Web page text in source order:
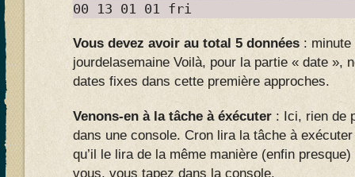
00 13 01 01 fri
Vous devez avoir au total 5 données : minute
jourdelasemaine Voilà, pour la partie « date »,
dates fixes dans cette première approches.
Venons-en à la tâche à éxécuter : Ici, rien de
dans une console. Cron lira la tâche à
qu’il le lira de la même manière (enfin
vous, vous tapez dans la console.